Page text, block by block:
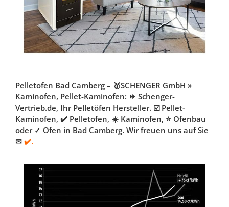
Pelletofen Bad Camberg – 🥇SCHENGER GmbH »
Kaminofen, Pellet-Kaminofen: ⏩ Schenger-
Vertrieb.de, Ihr Pelletöfen Hersteller. ☑️ Pellet-
Kaminofen, ✔️ Pelletofen, ☀️ Kaminofen, ⭐ Ofenbau
oder ✓ Ofen in Bad Camberg. Wir freuen uns auf Sie
✉ ✔️.